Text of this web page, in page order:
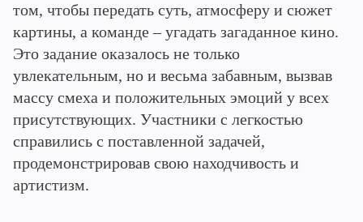
том, чтобы передать суть, атмосферу и сюжет
картины, а команде – угадать загаданное кино.
Это задание оказалось не только
увлекательным, но и весьма забавным, вызвав
массу смеха и положительных эмоций у всех
присутствующих. Участники с легкостью
справились с поставленной задачей,
продемонстрировав свою находчивость и
артистизм.